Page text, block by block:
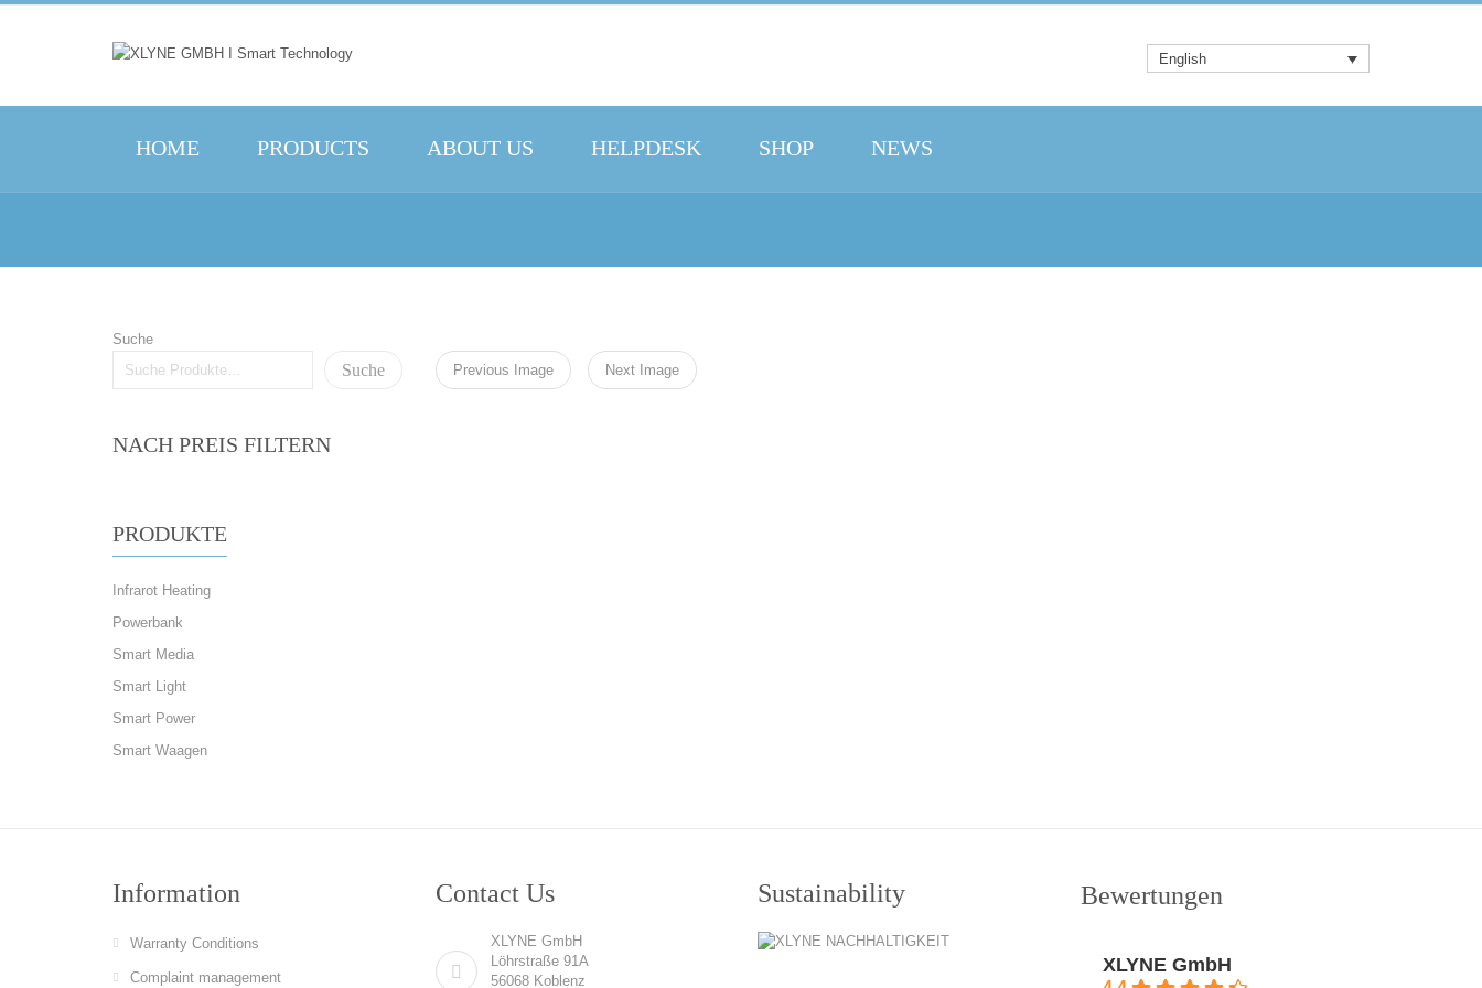
English
HOME PRODUCTS ABOUT US HELPDESK SHOP NEWS
Suche
Suche
NACH PREIS FILTERN
PRODUKTE
Infrarot Heating
Powerbank
Smart Media
Smart Light
Smart Power
Smart Waagen
Previous Image Next Image
Information
Warranty Conditions
Complaint management
Contact Us
XLYNE GmbH
Löhrstraße 91A
56068 Koblenz
Sustainability Bewertungen
XLYNE GmbH